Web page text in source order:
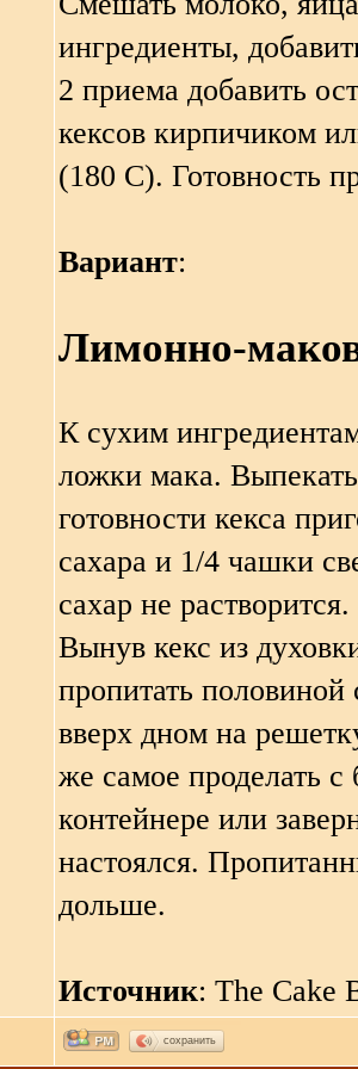
ингредиенты,
2 приема добавить
кексов кирпичиком
(180 C). Готовность
Вариант:
Лимонно-
К сухим
ложки мака.
готовности кекса
сахара и 1/4 чашки
сахар не растворится.
Вынув кекс из
пропитать
вверх дном на
же самое проделать с
контейнере или
настоялся.
дольше.
Источник: The Cake
сохранить